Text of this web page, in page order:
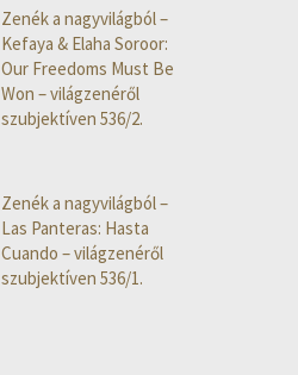
Zenék a nagyvilágból –
Kefaya & Elaha Soroor:
Our Freedoms Must Be
Won – világzenéről
szubjektíven 536/2.
Zenék a nagyvilágból –
Las Panteras: Hasta
Cuando – világzenéről
szubjektíven 536/1.